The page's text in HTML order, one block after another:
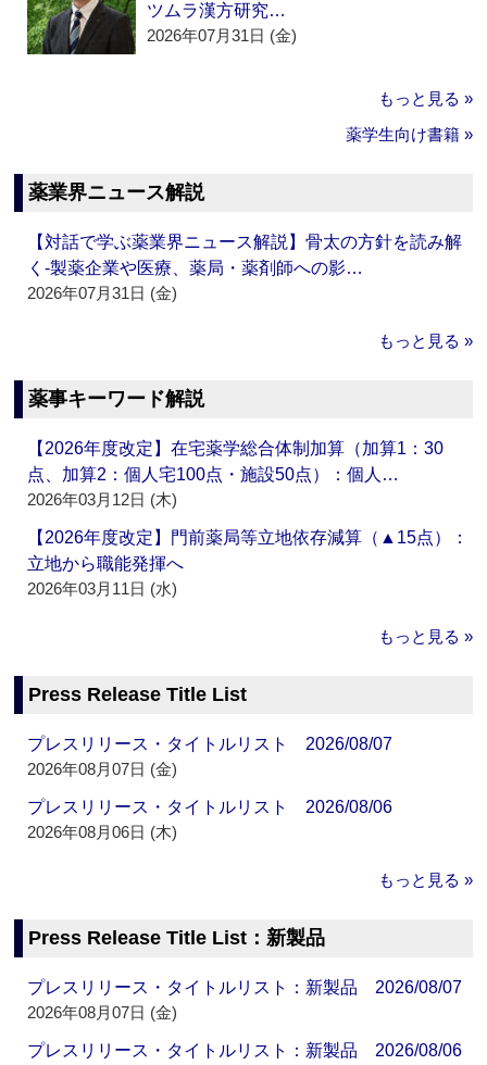
ツムラ漢方研究…
2026年07月31日 (金)
もっと見る »
薬学生向け書籍 »
薬業界ニュース解説
【対話で学ぶ薬業界ニュース解説】骨太の方針を読み解
く‐製薬企業や医療、薬局・薬剤師への影…
2026年07月31日 (金)
もっと見る »
薬事キーワード解説
【2026年度改定】在宅薬学総合体制加算（加算1：30
点、加算2：個人宅100点・施設50点）：個人…
2026年03月12日 (木)
【2026年度改定】門前薬局等立地依存減算（▲15点）：
立地から職能発揮へ
2026年03月11日 (水)
もっと見る »
Press Release Title List
プレスリリース・タイトルリスト 2026/08/07
2026年08月07日 (金)
プレスリリース・タイトルリスト 2026/08/06
2026年08月06日 (木)
もっと見る »
Press Release Title List：新製品
プレスリリース・タイトルリスト：新製品 2026/08/07
2026年08月07日 (金)
プレスリリース・タイトルリスト：新製品 2026/08/06